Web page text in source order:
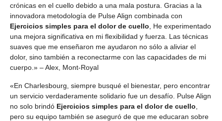
crónicas en el cuello debido a una mala postura. Gracias a la
innovadora metodología de Pulse Align combinada con
Ejercicios simples para el dolor de cuello , He experimentado
una mejora significativa en mi flexibilidad y fuerza. Las técnicas
suaves que me enseñaron me ayudaron no sólo a aliviar el
dolor, sino también a reconectarme con las capacidades de mi
cuerpo.» – Alex, Mont-Royal
«En Charlesbourg, siempre busqué el bienestar, pero encontrar
un servicio verdaderamente solidario fue un desafío. Pulse Align
no solo brindó Ejercicios simples para el dolor de cuello
pero su equipo también se aseguró de que me educaran sobre